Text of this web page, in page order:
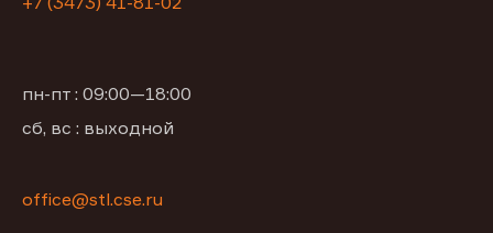
пн-пт : 09:00—18:00
сб, вс : выходной
office@stl.cse.ru